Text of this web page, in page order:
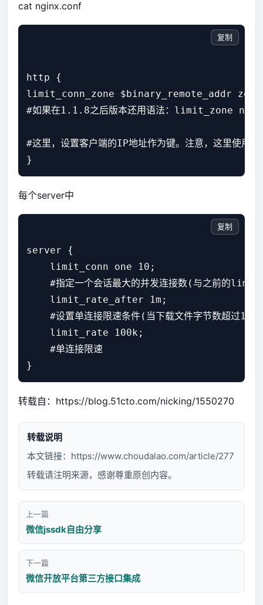
cat nginx.conf
http {
limit_conn_zone $binary_remote_addr
#如果在1.1.8之后版本还用语法：
#这里，设置客户端的IP地址作为键。注意，这里使
复制
每个server中
server {
    limit_conn one 10;
#指定一个会话最大的并发连接数(与之前的
    limit_rate_after 1m;
#设置单连接限速条件(当下载文件字节数超过
    limit_rate 100k;
    #单连接限速
复制
转载自： https://blog.51cto.com/nicking/1550270
转载说明
本文链接： https://www.choudalao.com/article/277
转载请注明来源，感谢尊重原创内容。
上一篇
微信jssdk自由分享
下一篇
微信开放平台第三方接口集成